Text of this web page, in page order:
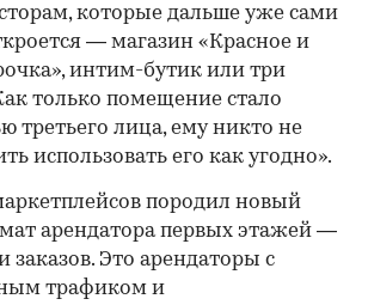
которые дальше уже сами
— магазин «Красное и
интим-бутик или три
только помещение стало
третьего лица, ему никто не
использовать его как угодно».
породил новый
арендатора первых этажей —
заказов. Это арендаторы с
трафиком и